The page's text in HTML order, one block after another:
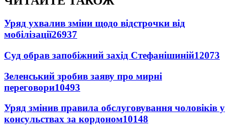
Уряд ухвалив зміни щодо відстрочки від
мобілізації26937
Суд обрав запобіжний захід Стефанішиній12073
Зеленський зробив заяву про мирні
переговори10493
Уряд змінив правила обслуговування чоловіків у
консульствах за кордоном10148